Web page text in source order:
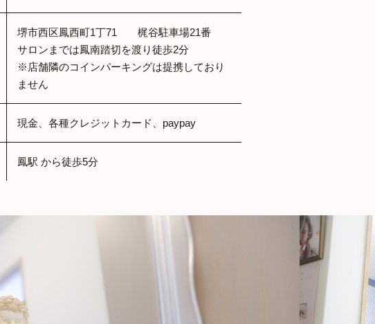
堺市西区鳳西町1丁71 梶谷駐車場21番
サロンまでは鳳南踏切を渡り徒歩2分
※店舗隣のコインパーキングは提携しており
ません
現金、各種クレジットカード、paypay
鳳駅 から徒歩5分